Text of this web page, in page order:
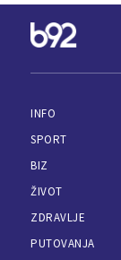
INFO
SPORT
BIZ
ŽIVOT
ZDRAVLJE
PUTOVANJA